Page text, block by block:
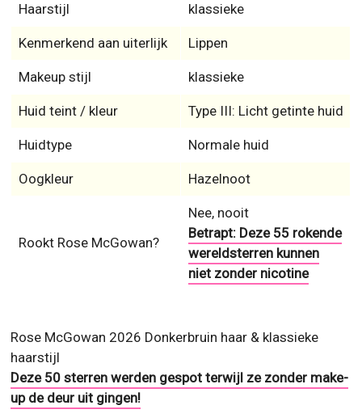
Haarstijl klassieke
Kenmerkend aan uiterlijk Lippen
Makeup stijl klassieke
Huid teint / kleur Type III: Licht getinte huid
Huidtype Normale huid
Oogkleur Hazelnoot
Rookt Rose McGowan?
Nee, nooit
Betrapt: Deze 55 rokende
wereldsterren kunnen
niet zonder nicotine
Rose McGowan 2026 Donkerbruin haar & klassieke
haarstijl
Deze 50 sterren werden gespot terwijl ze zonder make-
up de deur uit gingen!